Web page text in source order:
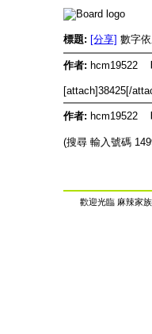
標題: [分享] 數字
作者: hcm19522
[attach]38425[/
作者: hcm19522
(搜尋 輸入號碼
歡迎光臨 麻辣家